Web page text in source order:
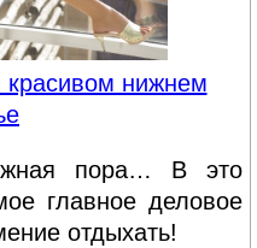
нижнем
пора… В это
главное деловое
отдыхать!